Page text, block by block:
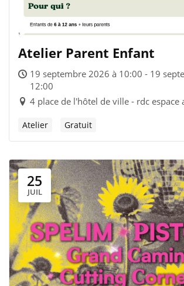
Atelier Parent Enfant
19 septembre 2026 à 10:00 - 19
12:00
4 place de l'hôtel de ville - rdc espace
Atelier Gratuit
25
JUIL